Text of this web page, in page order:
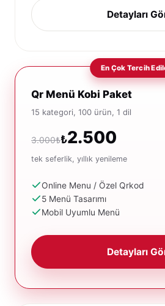
Detayları
Qr Menü Kobi Paket
15 kategori, 100 ürün, 1 dil
3.000₺₺2.500
tek seferlik, yıllık yenileme
Online Menu / Özel Qrkod
5 Menü Tasarımı
Mobil Uyumlu Menü
Detayları